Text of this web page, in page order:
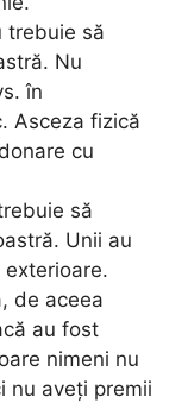
trebuie să
Nu
în
Asceza fizică
cu
să
Unii au
de aceea
au fost
nimeni nu
nu aveți premii